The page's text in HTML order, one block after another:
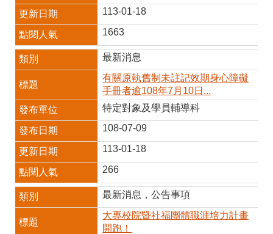
113-01-18
1663
最新消息
有關原執舊制未註記效期身心障礙
手冊者逾108年7月10日...
特定對象及學員輔導科
108-07-09
113-01-18
266
最新消息，公告事項
大專校院暨社福團體職涯培力計畫
開跑！